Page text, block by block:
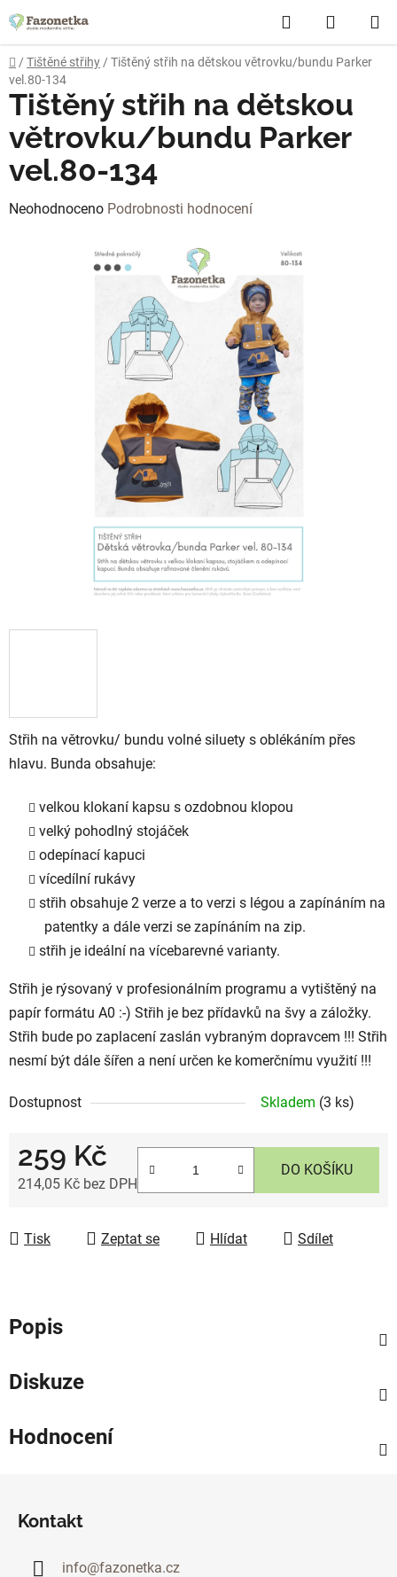
na
obsah
Hledat
KOŠÍK
Domů
/ Tištěné střihy / Tištěný střih na dětskou větrovku/bundu Parker
vel.80-134
Střih na větrovku/ bundu volné siluety s oblékáním přes
hlavu. Bunda obsahuje:
velkou klokaní kapsu s ozdobnou klopou
velký pohodlný stojáček
odepínací kapuci
vícedílní rukávy
střih obsahuje 2 verze a to verzi s légou a zapínáním na
patentky a dále verzi se zapínáním na zip.
střih je ideální na vícebarevné varianty.
Střih je rýsovaný v profesionálním programu a vytištěný na
papír formátu A0 :-) Střih je bez přídavků na švy a záložky.
Střih bude po zaplacení zaslán vybraným dopravcem !!! Střih
nesmí být dále šířen a není určen ke komerčnímu využití !!!
Dostupnost Skladem (3 ks)
259 Kč
214,05 Kč bez DPH
DO KOŠÍKU
Tisk Zeptat se Hlídat Sdílet
Tištěný střih na dětskou
větrovku/bundu Parker
vel.80-134
Průměrné
Neohodnoceno Podrobnosti hodnocení
Popis
Diskuze
Hodnocení
Kontakt
info@fazonetka.cz